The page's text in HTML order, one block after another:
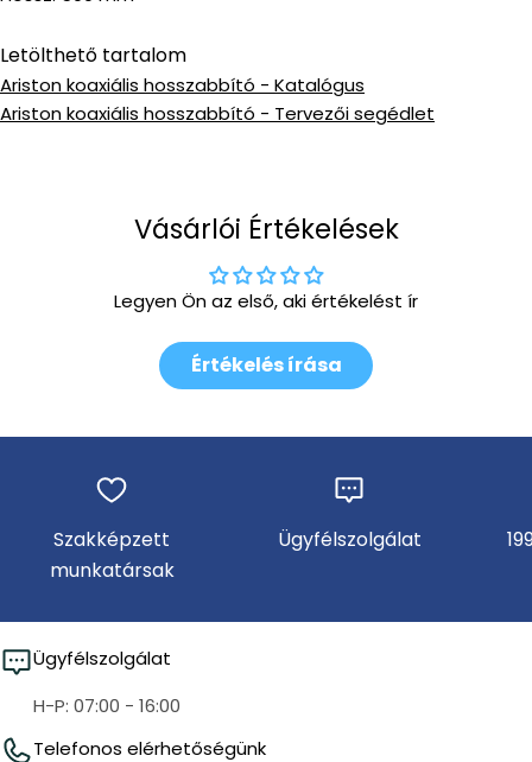
Letölthető tartalom
Ariston koaxiális hosszabbító - Katalógus
Ariston koaxiális hosszabbító - Tervezői segédlet
Vásárlói Értékelések
Legyen Ön az első, aki értékelést ír
Értékelés írása
Szakképzett
munkatársak
Ügyfélszolgálat
Ügyfélszolgálat
H-P: 07:00 - 16:00
Telefonos elérhetőségünk